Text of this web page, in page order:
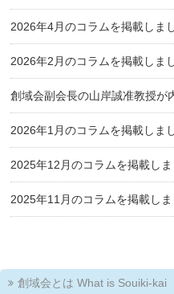
2026年4月のコラムを掲載しま
2026年2月のコラムを掲載しま
創域会副会長の山岸誠准教授が
2026年1月のコラムを掲載しま
2025年12月のコラムを掲載しま
2025年11月のコラムを掲載しま
創域会とは What is Souiki-kai